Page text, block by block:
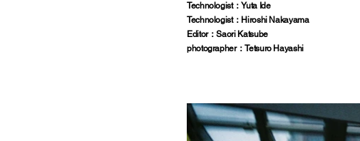
Technologist：Yuta Ide
Technologist：Hiroshi Nakayama
Editor：Saori Katsube
photographer：Tetsuro Hayashi